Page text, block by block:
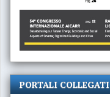
PORTALI COLLEGATI